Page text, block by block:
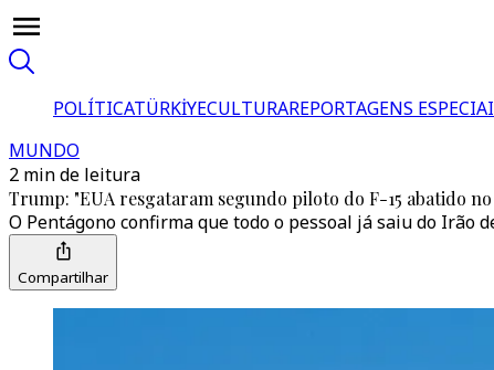
POLÍTICATÜRKİYECULTURAREPORTAGENS
MUNDO
2 min de leitura
Trump: "EUA resgataram segundo piloto do F-15 abatido
O Pentágono confirma que todo o pessoal já saiu do Irão
Compartilhar